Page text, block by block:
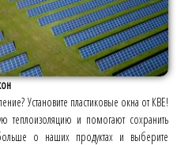
Установите пластиковые окна от КВЕ!
теплоизоляцию и помогают сохранить
о наших продуктах и выберите